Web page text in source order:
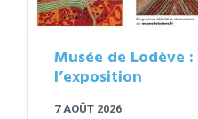
Musée de Lodève
l’exposition
7 AOÛT 2026